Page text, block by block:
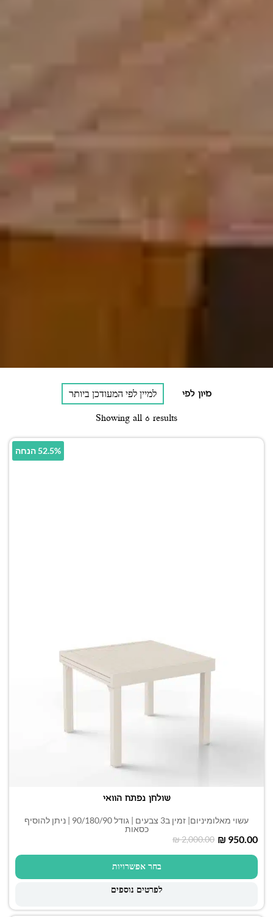
מיון לפי
Showing all 6 results
52.5% הנחה
שולחן נפתח הוואי
עשוי מאלומיניום| זמין ב3 צבעים | גודל 90/180/90 | ניתן להוסיף
כסאות
₪2,000.00 ₪ 950.00
בחר אפשרויות
לפרטים נוספים